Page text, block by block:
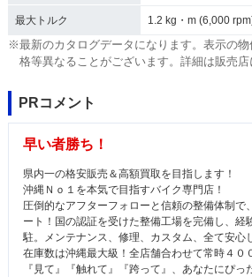
最大トルク 1.2 kg・m (6,000
※最新のカタログデータになります。表示の
格等異なることがございます。詳細は販売店
PRコメント
早い者勝ち！
県内一の格安販売＆高額買取を目指します！
沖縄Ｎｏ１を本気で目指すバイク専門店！
圧倒的なアフターフォローと信頼の整備体制で
ート！国の認証を受けた整備工場を完備し、経
駐。メンテナンス、修理、カスタム、全て安心
在庫数は沖縄最大級！全店舗合わせて常時４０
『見て』『触れて』『跨って』、あなたにぴっ